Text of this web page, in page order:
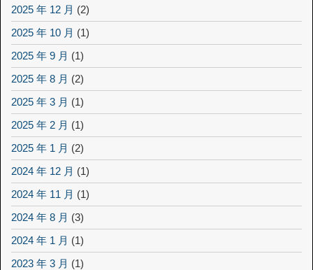
2025 年 12 月 (2)
2025 年 10 月 (1)
2025 年 9 月 (1)
2025 年 8 月 (2)
2025 年 3 月 (1)
2025 年 2 月 (1)
2025 年 1 月 (2)
2024 年 12 月 (1)
2024 年 11 月 (1)
2024 年 8 月 (3)
2024 年 1 月 (1)
2023 年 3 月 (1)